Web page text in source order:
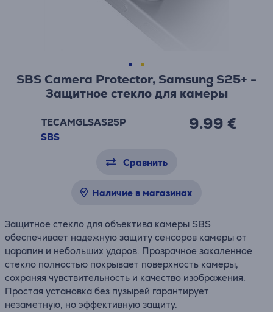
SBS Camera Protector, Samsung S25+ -
Защитное стекло для камеры
TECAMGLSAS25P
SBS
9.99 €
Сравнить
Наличие в магазинах
Защитное стекло для объектива камеры SBS
обеспечивает надежную защиту сенсоров камеры от
царапин и небольших ударов. Прозрачное закаленное
стекло полностью покрывает поверхность камеры,
сохраняя чувствительность и качество изображения.
Простая установка без пузырей гарантирует
незаметную, но эффективную защиту.